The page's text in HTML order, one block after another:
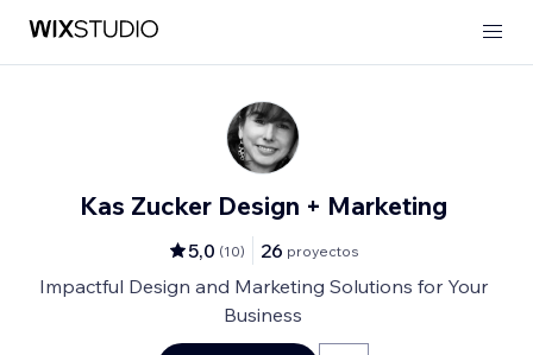
Kas Zucker Design + Marketing
5,0 (10) 26 proyectos
Impactful Design and Marketing Solutions for Your
Business